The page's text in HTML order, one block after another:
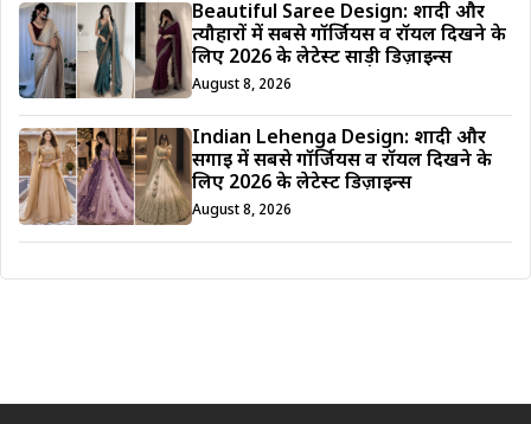
Beautiful Saree Design: शादी और
त्यौहारों में सबसे गॉर्जियस व रॉयल दिखने के
लिए 2026 के लेटेस्ट साड़ी डिज़ाइन्स
August 8, 2026
Indian Lehenga Design: शादी और
सगाई में सबसे गॉर्जियस व रॉयल दिखने के
लिए 2026 के लेटेस्ट डिज़ाइन्स
August 8, 2026